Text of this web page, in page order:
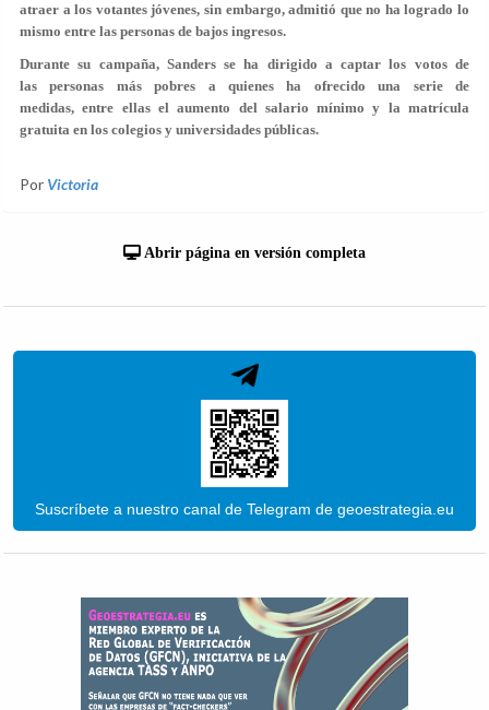
atraer a los votantes jóvenes, sin embargo, admitió que no ha logrado lo
mismo entre las personas de bajos ingresos.
Durante su campaña, Sanders se ha dirigido a captar los votos de
las personas más pobres a quienes ha ofrecido una serie de
medidas, entre ellas el aumento del salario mínimo y la matrícula
gratuita en los colegios y universidades públicas.
Por Victoria
Abrir página en versión completa
Suscríbete a nuestro canal de Telegram de geoestrategia.eu